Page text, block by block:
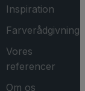
Inspiration
Farverådgivning
Vores
referencer
Om os